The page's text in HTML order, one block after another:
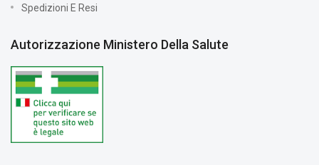
Spedizioni E Resi
Autorizzazione Ministero Della Salute